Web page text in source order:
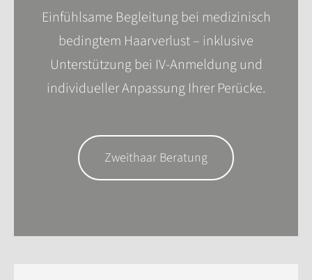
Einfühlsame Begleitung bei medizinisch
bedingtem Haarverlust – inklusive
Unterstützung bei IV-Anmeldung und
individueller Anpassung Ihrer Perücke.
Zweithaar Beratung